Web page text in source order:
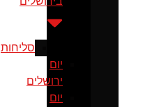
סליחות
יום
ירושלים
יום